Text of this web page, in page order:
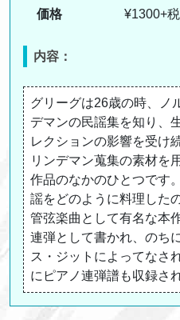
価格
¥1300+税
内容：
グリーグは26歳の時、ノ
デマンの民謡集を知り、
レクションの影響を受け
リンデマン蒐集の素材を
作品のなかのひとつです
謡をどのように料理した
管弦楽曲として有名な本
連弾として書かれ、のち
ス・ジットによってなさ
にピアノ連弾譜も収録さ